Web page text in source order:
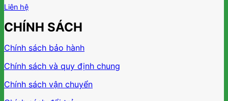
Liên hệ
CHÍNH SÁCH
Chính sách bảo hành
Chính sách và quy định chung
Chính sách vận chuyển